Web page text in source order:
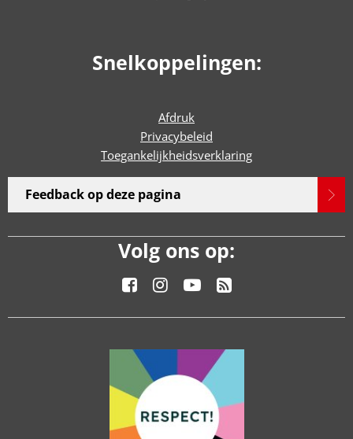
Snelkoppelingen:
Afdruk
Privacybeleid
Toegankelijkheidsverklaring
Feedback op deze pagina
Volg ons op: